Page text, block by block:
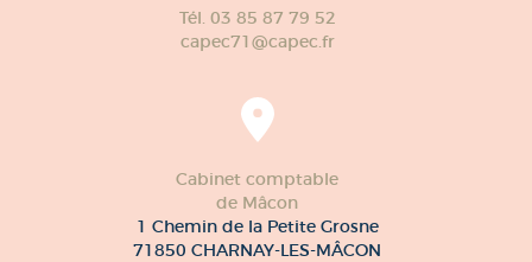
Tél. 03 85 87 79 52
capec71@capec.fr
Cabinet comptable
de Mâcon
1 Chemin de la Petite Grosne
71850 CHARNAY-LES-MÂCON